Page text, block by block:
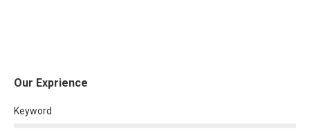
Our Exprience
Keyword